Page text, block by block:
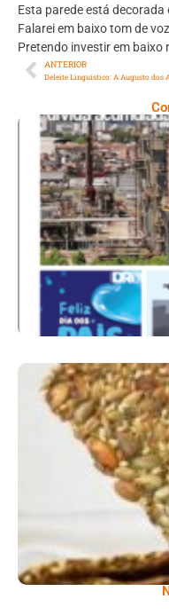
Esta parede está decorada
Falarei em baixo tom de
Pretendo investir em baixo
ANTERIOR
Deleite Linguístico: A Augusto dos
Ano X – Número
Comer Bem: